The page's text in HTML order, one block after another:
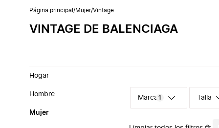
Página principal /Mujer/Vintage
VINTAGE DE BALENCIAGA
Hogar
Hombre
Mujer
Marca 1 Talla